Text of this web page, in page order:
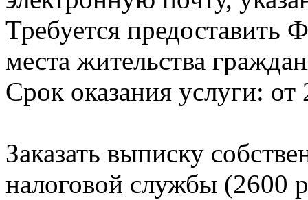
Требуется
места жительства
Срок оказания услуги: от
Заказать выписку
налоговой службы (2600